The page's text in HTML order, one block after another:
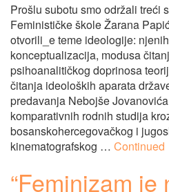
Prošlu subotu smo održali treći
Feminističke škole Žarana
otvorili_e teme ideologije:
konceptualizacija, modusa
psihoanalitičkog doprinosa
čitanja ideoloških aparata
predavanja Nebojše
komparativnih rodnih studija
bosanskohercegovačkog i
kinematografskog … Continued
“Feminizam je